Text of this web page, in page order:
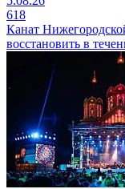
618
Канат
восстановить в